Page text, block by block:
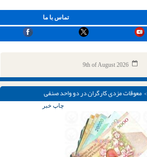
تماس با ما
9th of August 2026
> معوقات مزدی کارگران در دو واحد صنفی
چاپ خبر